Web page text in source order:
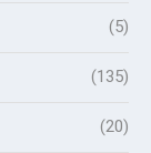
(5)
(135)
(20)